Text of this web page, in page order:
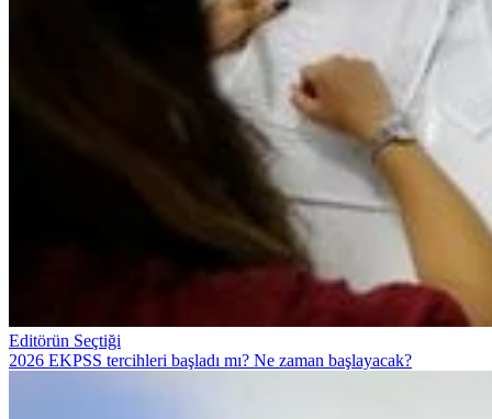
Editörün Seçtiği
2026 EKPSS tercihleri başladı mı? Ne zaman başlayacak?